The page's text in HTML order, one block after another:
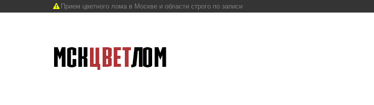
Прием цветного лома в Москве и области строго по записи